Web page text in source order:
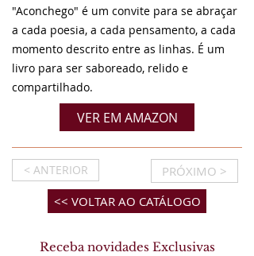
"Aconchego" é um convite para se abraçar
a cada poesia, a cada pensamento, a cada
momento descrito entre as linhas. É um
livro para ser saboreado, relido e
compartilhado.
VER EM AMAZON
< ANTERIOR
PRÓXIMO >
<< VOLTAR AO CATÁLOGO
Receba novidades Exclusivas